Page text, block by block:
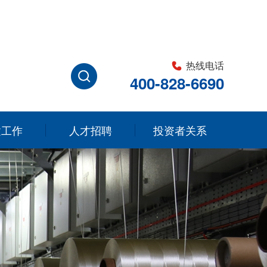
热线电话
400-828-6690
作 人才招聘 投资者关系